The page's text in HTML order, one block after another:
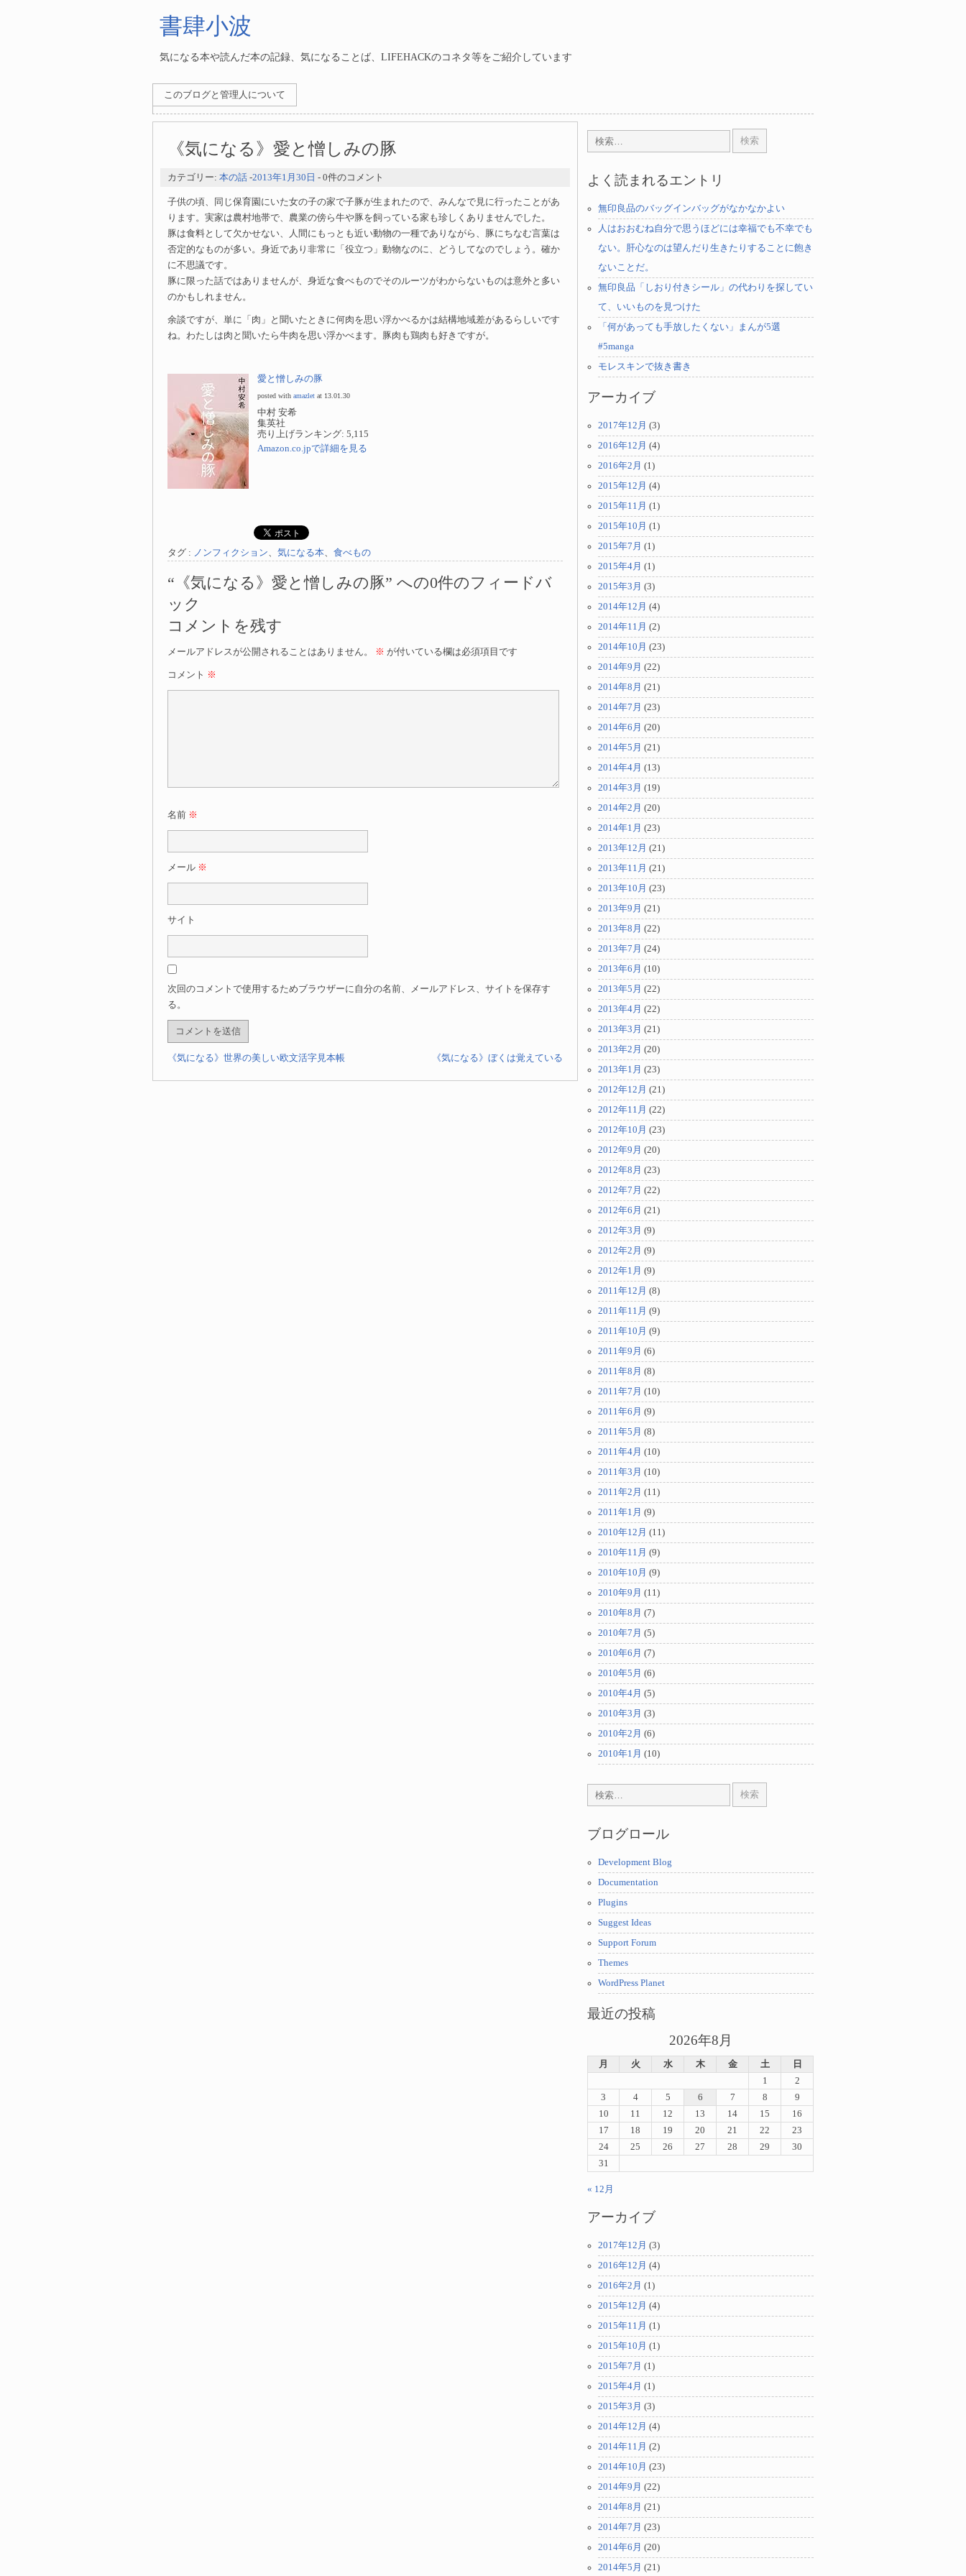
書肆小波
気になる本や読んだ本の記録、気になることば、LIFEHACKのコネタ等をご紹介しています
このブログと管理人について
《気になる》愛と憎しみの豚
カテゴリー: 本の話 -2013年1月30日 - 0件のコメント
子供の頃、同じ保育園にいた女の子の家で子豚が生まれたので、みんなで見に行ったことがあ
ります。実家は農村地帯で、農業の傍ら牛や豚を飼っている家も珍しくありませんでした。
豚は食料として欠かせない、人間にもっとも近い動物の一種でありながら、豚にちなむ言葉は
否定的なものが多い。身近であり非常に「役立つ」動物なのに、どうしてなのでしょう。確か
に不思議です。
豚に限った話ではありませんが、身近な食べものでそのルーツがわからないものは意外と多い
のかもしれません。
余談ですが、単に「肉」と聞いたときに何肉を思い浮かべるかは結構地域差があるらしいです
ね。わたしは肉と聞いたら牛肉を思い浮かべます。豚肉も鶏肉も好きですが。
愛と憎しみの豚
posted with amazlet at 13.01.30
中村 安希
集英社
売り上げランキング: 5,115
Amazon.co.jpで詳細を見る
タグ : ノンフィクション、 気になる本、 食べもの
“《気になる》愛と憎しみの豚” への0件のフィードバ
ック
コメントを残す
メールアドレスが公開されることはありません。 ※ が付いている欄は必須項目です
コメント ※
名前 ※
メール ※
サイト
次回のコメントで使用するためブラウザーに自分の名前、メールアドレス、サイトを保存す
る。
《気になる》世界の美しい欧文活字見本帳 《気になる》ぼくは覚えている
よく読まれるエントリ
無印良品のバッグインバッグがなかなかよい
人はおおむね自分で思うほどには幸福でも不幸でも
ない。肝心なのは望んだり生きたりすることに飽き
ないことだ。
無印良品「しおり付きシール」の代わりを探してい
て、いいものを見つけた
「何があっても手放したくない」まんが5選
#5manga
モレスキンで抜き書き
アーカイブ
2017年12月 (3)
2016年12月 (4)
2016年2月 (1)
2015年12月 (4)
2015年11月 (1)
2015年10月 (1)
2015年7月 (1)
2015年4月 (1)
2015年3月 (3)
2014年12月 (4)
2014年11月 (2)
2014年10月 (23)
2014年9月 (22)
2014年8月 (21)
2014年7月 (23)
2014年6月 (20)
2014年5月 (21)
2014年4月 (13)
2014年3月 (19)
2014年2月 (20)
2014年1月 (23)
2013年12月 (21)
2013年11月 (21)
2013年10月 (23)
2013年9月 (21)
2013年8月 (22)
2013年7月 (24)
2013年6月 (10)
2013年5月 (22)
2013年4月 (22)
2013年3月 (21)
2013年2月 (20)
2013年1月 (23)
2012年12月 (21)
2012年11月 (22)
2012年10月 (23)
2012年9月 (20)
2012年8月 (23)
2012年7月 (22)
2012年6月 (21)
2012年3月 (9)
2012年2月 (9)
2012年1月 (9)
2011年12月 (8)
2011年11月 (9)
2011年10月 (9)
2011年9月 (6)
2011年8月 (8)
2011年7月 (10)
2011年6月 (9)
2011年5月 (8)
2011年4月 (10)
2011年3月 (10)
2011年2月 (11)
2011年1月 (9)
2010年12月 (11)
2010年11月 (9)
2010年10月 (9)
2010年9月 (11)
2010年8月 (7)
2010年7月 (5)
2010年6月 (7)
2010年5月 (6)
2010年4月 (5)
2010年3月 (3)
2010年2月 (6)
2010年1月 (10)
ブログロール
Development Blog
Documentation
Plugins
Suggest Ideas
Support Forum
Themes
WordPress Planet
最近の投稿
2026年8月
月 火 水 木 金 土
日
1
2
3
4 5 6 7 8
9
10
11 12 13 14 15
16
17
18 19 20 21 22
23
24
25 26 27 28 29
30
31
« 12月
アーカイブ
2017年12月 (3)
2016年12月 (4)
2016年2月 (1)
2015年12月 (4)
2015年11月 (1)
2015年10月 (1)
2015年7月 (1)
2015年4月 (1)
2015年3月 (3)
2014年12月 (4)
2014年11月 (2)
2014年10月 (23)
2014年9月 (22)
2014年8月 (21)
2014年7月 (23)
2014年6月 (20)
2014年5月 (21)